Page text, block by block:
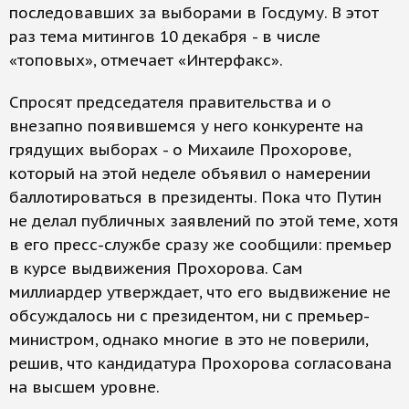
последовавших за выборами в Госдуму. В этот
раз тема митингов 10 декабря - в числе
«топовых», отмечает «Интерфакс».
Спросят председателя правительства и о
внезапно появившемся у него конкуренте на
грядущих выборах - о Михаиле Прохорове,
который на этой неделе объявил о намерении
баллотироваться в президенты. Пока что Путин
не делал публичных заявлений по этой теме, хотя
в его пресс-службе сразу же сообщили: премьер
в курсе выдвижения Прохорова. Сам
миллиардер утверждает, что его выдвижение не
обсуждалось ни с президентом, ни с премьер-
министром, однако многие в это не поверили,
решив, что кандидатура Прохорова согласована
на высшем уровне.